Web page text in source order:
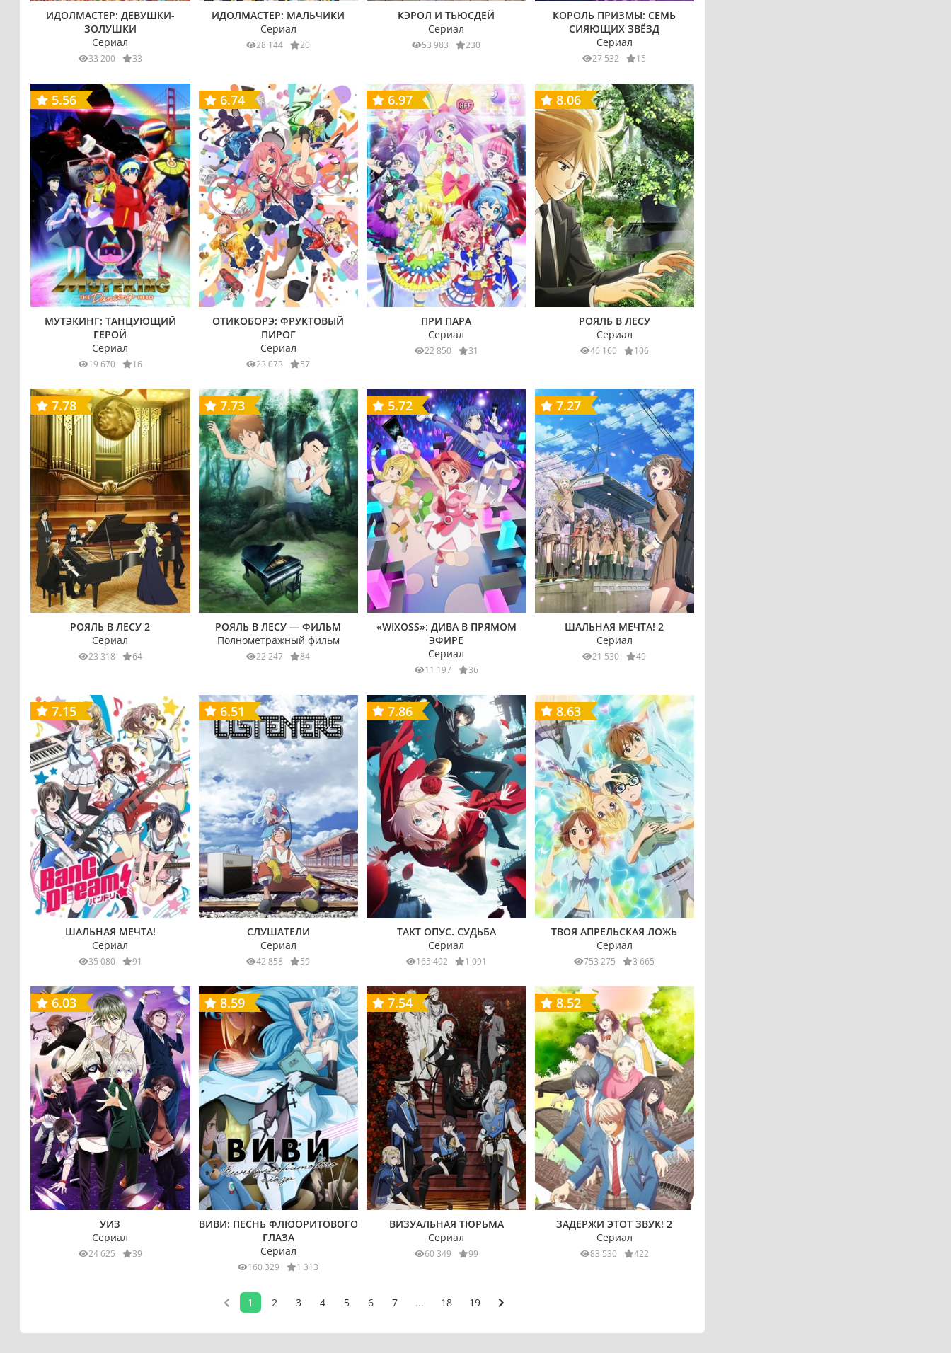
ИДОЛМАСТЕР: ДЕВУШКИ-
ЗОЛУШКИ
Сериал
33 200 33
ИДОЛМАСТЕР: МАЛЬЧИКИ
Сериал
28 144 20
КЭРОЛ И ТЬЮСДЕЙ
Сериал
53 983 230
КОРОЛЬ ПРИЗМЫ: СЕМЬ
СИЯЮЩИХ ЗВЁЗД
Сериал
27 532 15
5.56
МУТЭКИНГ: ТАНЦУЮЩИЙ
ГЕРОЙ
Сериал
19 670 16
6.74
ОТИКОБОРЭ: ФРУКТОВЫЙ
ПИРОГ
Сериал
23 073 57
6.97
ПРИ ПАРА
Сериал
22 850 31
8.06
РОЯЛЬ В ЛЕСУ
Сериал
46 160 106
7.78
РОЯЛЬ В ЛЕСУ 2
Сериал
23 318 64
7.73
РОЯЛЬ В ЛЕСУ — ФИЛЬМ
Полнометражный фильм
22 247 84
5.72
«WIXOSS»: ДИВА В ПРЯМОМ
ЭФИРЕ
Сериал
11 197 36
7.27
ШАЛЬНАЯ МЕЧТА! 2
Сериал
21 530 49
7.15
ШАЛЬНАЯ МЕЧТА!
Сериал
35 080 91
6.51
СЛУШАТЕЛИ
Сериал
42 858 59
7.86
ТАКТ ОПУС. СУДЬБА
Сериал
165 492 1 091
8.63
ТВОЯ АПРЕЛЬСКАЯ ЛОЖЬ
Сериал
753 275 3 665
6.03
УИЗ
Сериал
24 625 39
8.59
ВИВИ: ПЕСНЬ ФЛЮОРИТОВОГО
ГЛАЗА
Сериал
160 329 1 313
7.54
ВИЗУАЛЬНАЯ ТЮРЬМА
Сериал
60 349 99
8.52
ЗАДЕРЖИ ЭТОТ ЗВУК! 2
Сериал
83 530 422
1 2 3 4 5 6 7 ... 18 19